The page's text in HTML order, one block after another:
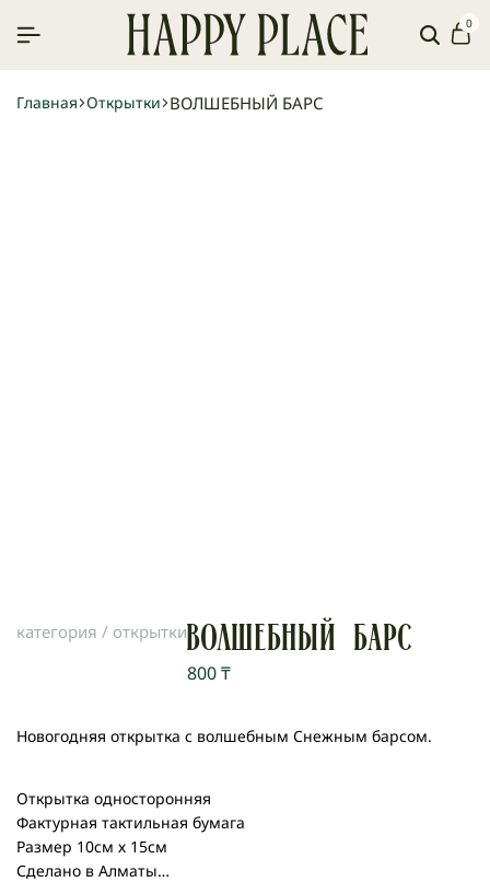
Поиск
0
Главная Открытки ВОЛШЕБНЫЙ БАРС
категория / открыткиВОЛШЕБНЫЙ БАРС
800₸
Новогодняя открытка с волшебным Снежным барсом.
Открытка односторонняя
Фактурная тактильная бумага
Размер 10см х 15см
Сделано в Алматы